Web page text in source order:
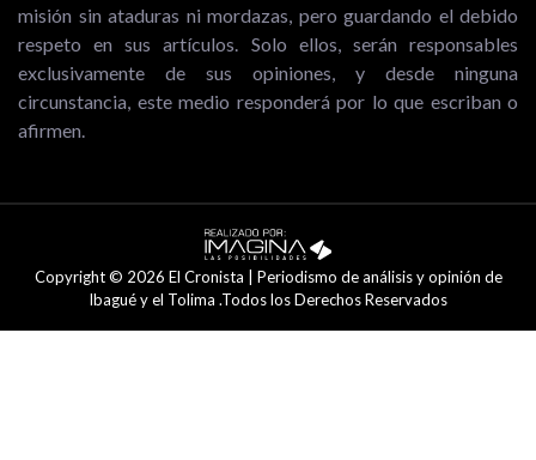
misión sin ataduras ni mordazas, pero guardando el debido
respeto en sus artículos. Solo ellos, serán responsables
exclusivamente de sus opiniones, y desde ninguna
circunstancia, este medio responderá por lo que escriban o
afirmen.
Copyright © 2026 El Cronista | Periodismo de análisis y opinión de
Ibagué y el Tolima .Todos los Derechos Reservados